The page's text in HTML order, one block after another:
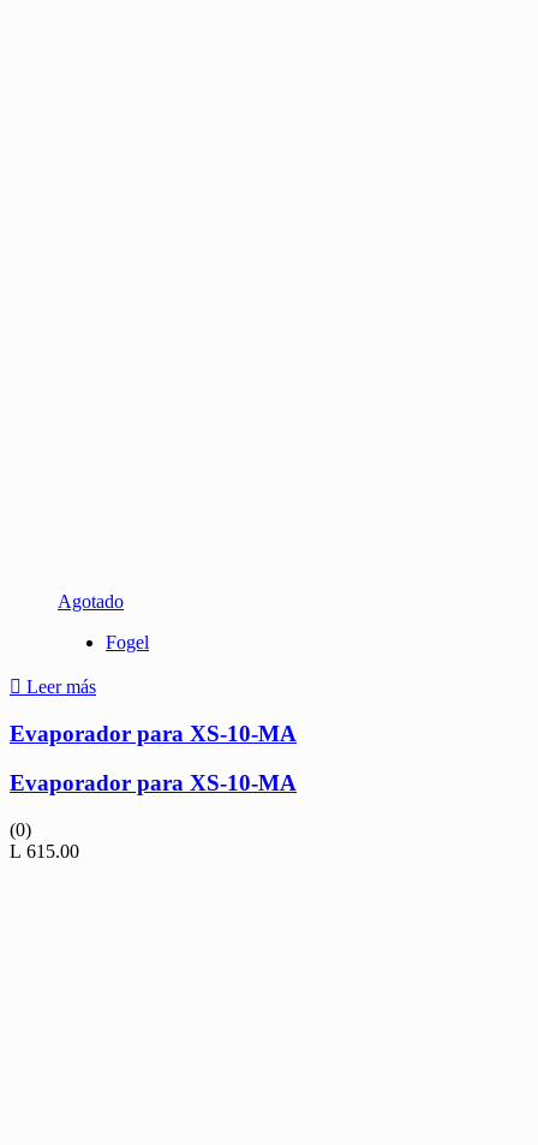
Agotado
Fogel
Leer más
Evaporador para XS-10-MA
Evaporador para XS-10-MA
(0)
L 615.00